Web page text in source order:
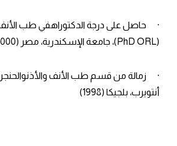
· حاصل على درجة الدكتوراهفي طب الأنف
(PhD ORL)، جامعة الإسكندرية، مصر (2000)
· زمالة من قسم طب الأنف
أنتويرب، بلجيكا (1998)